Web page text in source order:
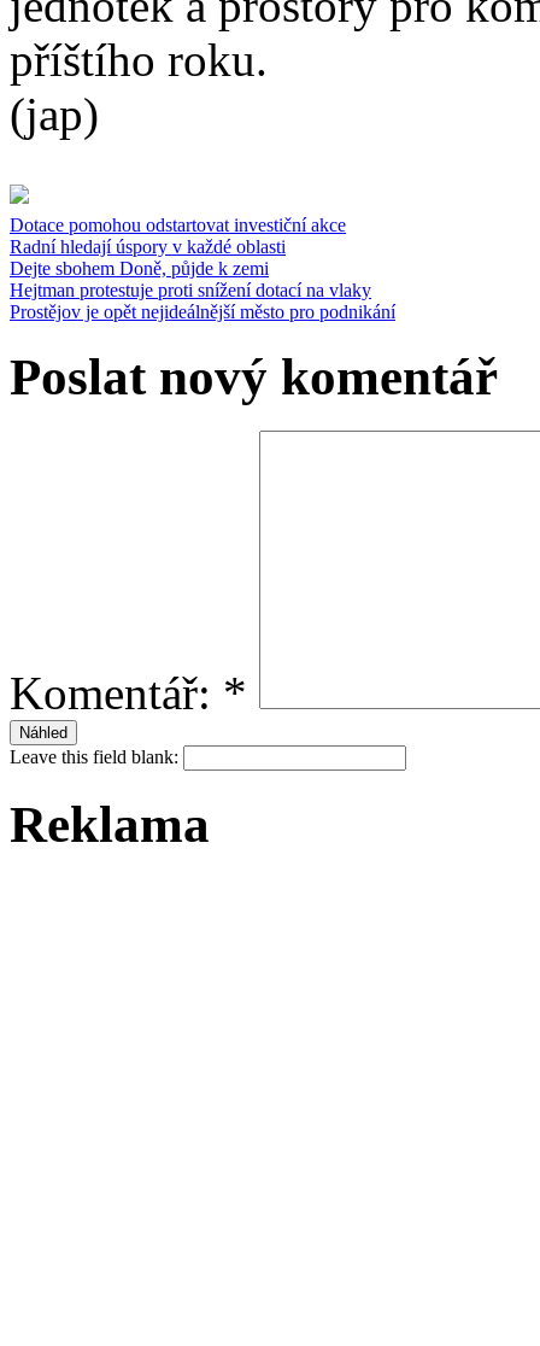
příštího roku.
(jap)
Dotace pomohou odstartovat investiční akce
Radní hledají úspory v každé oblasti
Dejte sbohem Doně, půjde k zemi
Hejtman protestuje proti snížení dotací na vlaky
Prostějov je opět nejideálnější město pro podnikání
Poslat nový komentář
Komentář: *
Leave this field blank:
Reklama